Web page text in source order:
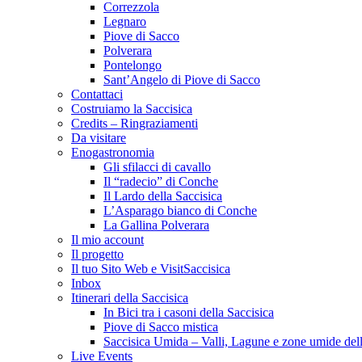
Correzzola
Legnaro
Piove di Sacco
Polverara
Pontelongo
Sant’Angelo di Piove di Sacco
Contattaci
Costruiamo la Saccisica
Credits – Ringraziamenti
Da visitare
Enogastronomia
Gli sfilacci di cavallo
Il “radecio” di Conche
Il Lardo della Saccisica
L’Asparago bianco di Conche
La Gallina Polverara
Il mio account
Il progetto
Il tuo Sito Web e VisitSaccisica
Inbox
Itinerari della Saccisica
In Bici tra i casoni della Saccisica
Piove di Sacco mistica
Saccisica Umida – Valli, Lagune e zone umide
Live Events